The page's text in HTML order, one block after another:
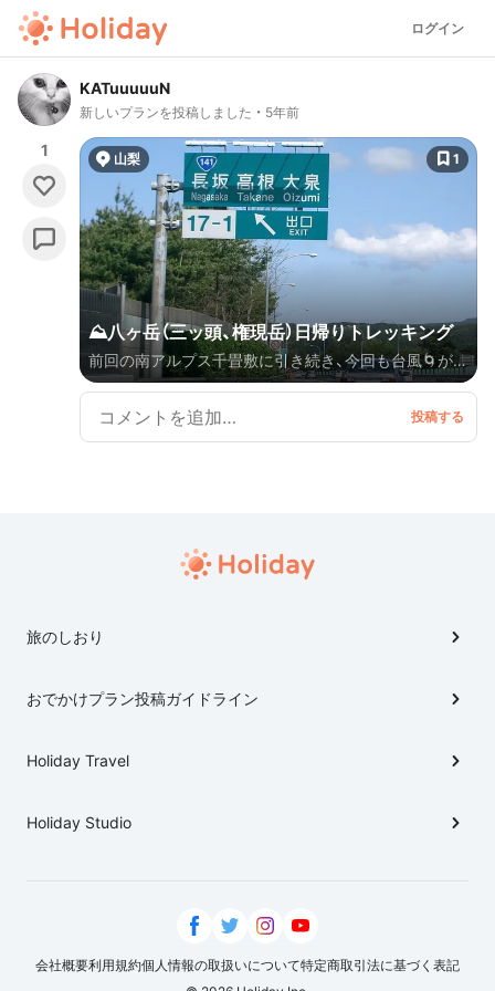
ログイン
KATuuuuuN
新しいプランを投稿しました 5年前
1 山梨 1
⛰八ヶ岳（三ッ頭、権現岳）日帰りトレッキング
前回の南アルプス千畳敷に引き続き、今回も台風🌀が接
近する中、直前まで天候が読みづらかったですが、何と
かピンポイントで晴天日に八ヶ岳⛰に行くことができ
ました🤞 2021 Oct. 13 ☁️☀️
旅のしおり
おでかけプラン投稿ガイドライン
Holiday Travel
Holiday Studio
会社概要利用規約個人情報の取扱いについて特定商取引法に基づく表記